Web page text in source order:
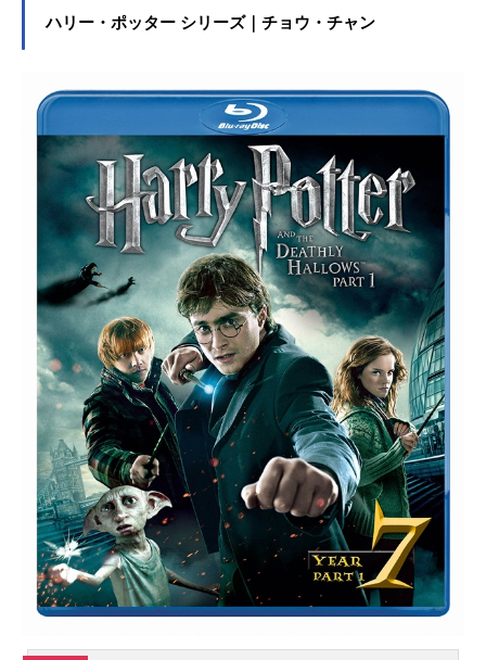
そんな浅草の才能に、プロデューサ
マ読者モデルの水崎ツバメが、実は
アニメーター志望であることが判明
し、3人は脳内にある「最強の世界」
を表現すべく映像研を設立すること
に……「月刊!スピリッツ」（小学
館）にて好評連載中の大童澄瞳のデ
ビュー作に、国内外で数々の賞を獲
得してきた湯浅政明監督＆スタジオ
「サイエンスSARU」が手を出した!!
キャラクターデザインは浅野直之、
音楽はオオルタイチが加わり“最強の
世界”を“最強のスタッフ”でつくり上
げる。全世界が注目する電撃3人娘の
冒険譚が始まる!!!!作品名映像研には
手を出すな！放送形態TVアニメスケ
ジュール2020年1月6日（月）～2020
年3月23日（月）NHK総合にて話数全
12話キャスト浅草みどり：伊藤沙莉
金森さやか：田村睦心水崎ツバメ：
松岡美里百目鬼：花守ゆみりさか
き・ソワンデ：小松未可子藤本先
生：井上和彦ロボ研小野：小野友樹
ロボ研小林：小林裕介ロボ研後...
ハリー・ポッター シリーズ｜チョウ・チャン